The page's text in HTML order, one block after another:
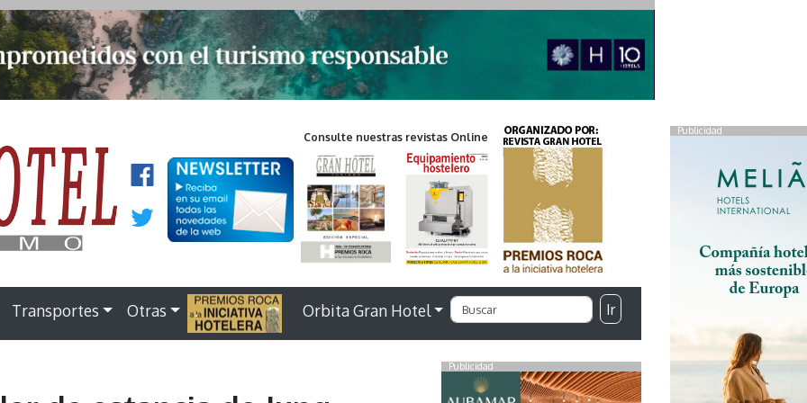
Publicidad
Consulte nuestras revistas Online
Transportes Otras . Orbita Gran Hotel Ir
Publicidad